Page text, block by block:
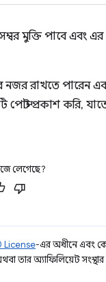
মুক্তি পাবে এবং
রাখতে পারেন
পোস্ট প্রকাশ করি,
লেগেছে?
License-এর অধীনে এবং
অ্যাফিলিয়েট সংস্থার